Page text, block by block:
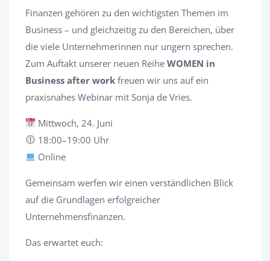
Finanzen gehören zu den wichtigsten Themen im
Business – und gleichzeitig zu den Bereichen, über
die viele Unternehmerinnen nur ungern sprechen.
Zum Auftakt unserer neuen Reihe WOMEN in
Business after work freuen wir uns auf ein
praxisnahes Webinar mit Sonja de Vries.
Mittwoch, 24. Juni
18:00–19:00 Uhr
Online
Gemeinsam werfen wir einen verständlichen Blick
auf die Grundlagen erfolgreicher
Unternehmensfinanzen.
Das erwartet euch: